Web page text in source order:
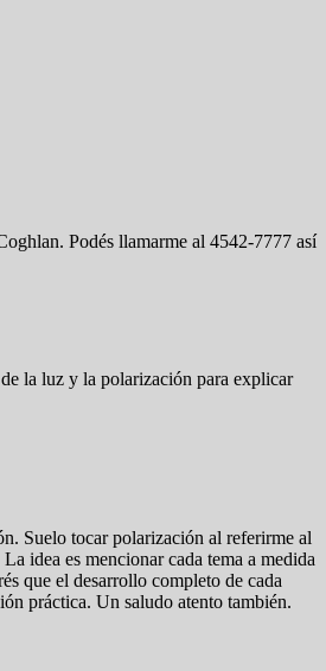
Podés llamarme al 4542-7777 así
la luz y la polarización para explicar
Suelo tocar polarización al referirme al
idea es mencionar cada tema a medida
que el desarrollo completo de cada
práctica. Un saludo atento también.